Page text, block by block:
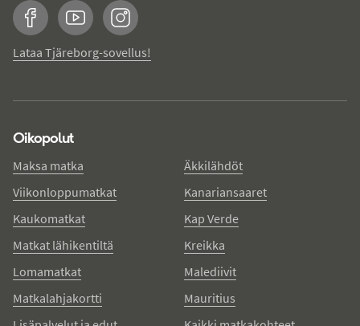
FacebookYouTubeInstagram
Lataa Tjäreborg-sovellus!
Oikopolut
Maksa matka
Viikonloppumatkat
Kaukomatkat
Matkat lähikentiltä
Lomamatkat
Matkalahjakortti
Äkkilähdöt
Kanariansaaret
Kap Verde
Kreikka
Malediivit
Mauritius